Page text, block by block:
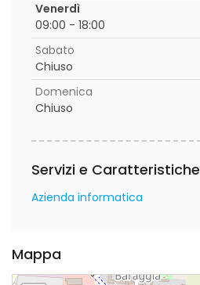
Venerdì
09:00 - 18:00
Sabato
Chiuso
Domenica
Chiuso
Servizi e Caratteristiche
Azienda informatica
Mappa